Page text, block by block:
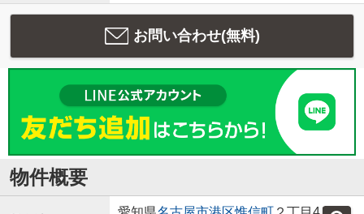
お問い合わせ(無料)
物件概要